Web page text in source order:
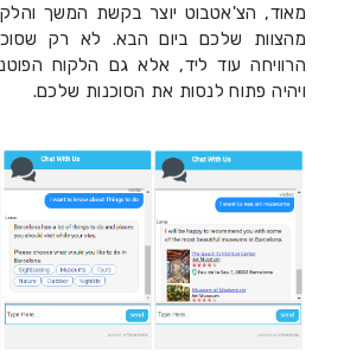
מאוד, הצ'אטבוט יוצר בקשת המשך
מהצוות שלכם ביום הבא. לא רק
הרוויחה עוד ליד, אלא גם הלקוח
ויהיה פתוח לנסות את הסוכנות שלכם.